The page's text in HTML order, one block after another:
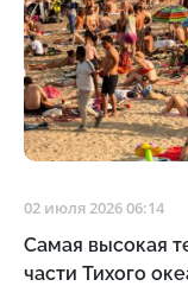
02 июля 2026 06:14
Самая высокая
части Тихого